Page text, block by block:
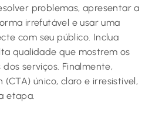
problemas, apresentar a
irrefutável e usar uma
com seu público. Inclua
qualidade que mostrem os
serviços. Finalmente,
único, claro e irresistível,
etapa.